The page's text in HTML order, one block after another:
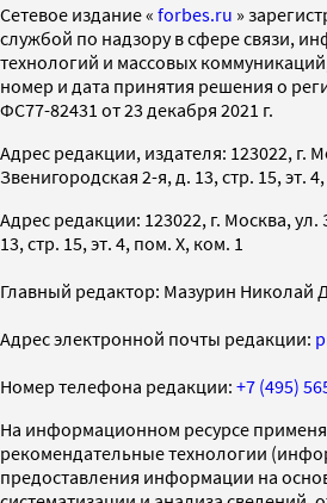
Cетевое издание « forbes.ru »
службой по надзору в сфере связи,
технологий и массовых
номер и дата принятия решения о
ФС77-82431 от 23 декабря 2021 г.
Адрес редакции, издателя: 123022, г.
Звенигородская 2-я, д. 13, стр. 15, эт.
Адрес редакции: 123022, г. Москва, ул.
13, стр. 15, эт. 4, пом. X, ком. 1
Главный редактор: Мазурин Николай
Адрес электронной почты редакции:
Номер телефона редакции: +7 (495)
На информационном ресурсе
рекомендательные технологии
предоставления информации на